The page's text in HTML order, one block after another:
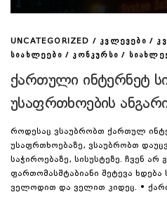
UNCATEGORIZED / ᲙᲕᲚᲔᲕᲔᲑᲘ /
ᲡᲘᲐᲮᲚᲔᲔᲑᲘ / ᲙᲝᲜᲙᲣᲠᲡᲘ /
ქართული ინტერნეტ
უსაფრთხოების
როდესაც ვსაუბრობთ ქართულ
უსაფრთხოებაზე, ვსაუბრობთ
საჭიროებაზე, სისუსტეზე. ჩვენ არ
ფართომასშტაბიანი შეტევა
ველოდით და ველით კიდეც. •